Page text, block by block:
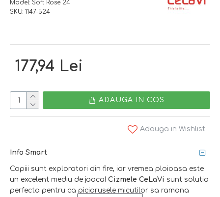
177,94 Lei
Model: Soft Rose 24
SKU: 1147-524
ADAUGA IN COS
Adauga in Wishlist
Info Smart
Copiii sunt exploratori din fire, iar vremea ploioasa este
un excelent mediu de joaca! Cizmele CeLaVi sunt solutia
perfecta pentru ca piciorusele micutilor sa ramana